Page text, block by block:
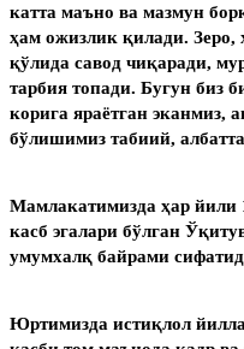
катта маъно ва мазмун
ҳам ожизлик қилади. Зеро,
қўлида савод чиқаради,
тарбия топади. Бугун биз
корига яраётган эканмиз,
бўлишимиз табиий,
Мамлакатимизда ҳар йили
касб эгалари бўлган
умумхалқ байрами
Юртимизда истиқлол